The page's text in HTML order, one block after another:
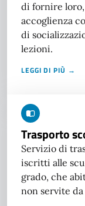
di fornire loro,
accoglienza
di
lezioni.
LEGGI DI PIÙ →
Trasporto
Servizio di
iscritti alle
grado, che
non servite